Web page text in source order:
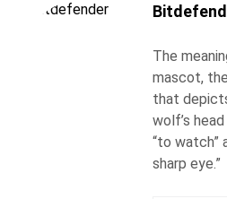
The
mascot,
that
wolf’s head
“to watch”
sharp eye.”